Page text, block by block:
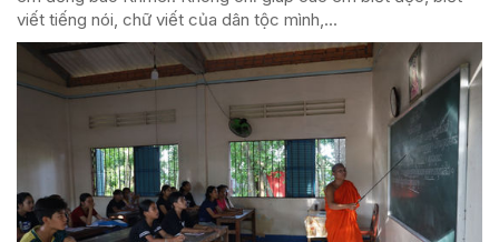
viết tiếng nói, chữ viết của dân tộc mình,...